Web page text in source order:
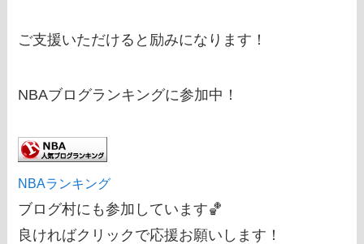
ご支援いただけると励みになります！
NBAブログランキングに参加中！
NBAランキング
ブログ村にも参加しています🏀
良ければクリックで応援お願いします！